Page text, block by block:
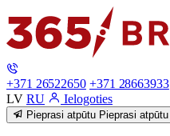
+371 26522650 +371 28663933
LV RU Ielogoties
Pieprasi atpūtu Pieprasi atpūtu